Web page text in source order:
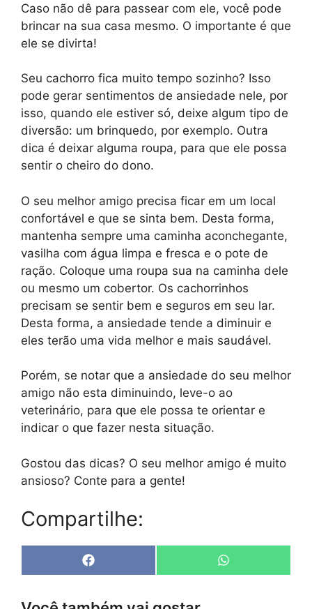
Caso não dê para passear com ele, você pode
brincar na sua casa mesmo. O importante é que
ele se divirta!
Seu cachorro fica muito tempo sozinho? Isso
pode gerar sentimentos de ansiedade nele, por
isso, quando ele estiver só, deixe algum tipo de
diversão: um brinquedo, por exemplo. Outra
dica é deixar alguma roupa, para que ele possa
sentir o cheiro do dono.
O seu melhor amigo precisa ficar em um local
confortável e que se sinta bem. Desta forma,
mantenha sempre uma caminha aconchegante,
vasilha com água limpa e fresca e o pote de
ração. Coloque uma roupa sua na caminha dele
ou mesmo um cobertor. Os cachorrinhos
precisam se sentir bem e seguros em seu lar.
Desta forma, a ansiedade tende a diminuir e
eles terão uma vida melhor e mais saudável.
Porém, se notar que a ansiedade do seu melhor
amigo não esta diminuindo, leve-o ao
veterinário, para que ele possa te orientar e
indicar o que fazer nesta situação.
Gostou das dicas? O seu melhor amigo é muito
ansioso? Conte para a gente!
Compartilhe:
Share
on
F
a
e
Share
on
W
h